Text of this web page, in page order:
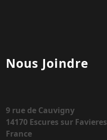
Nous Joindre
9 rue de Cauvigny
14170 Escures sur Favieres
France